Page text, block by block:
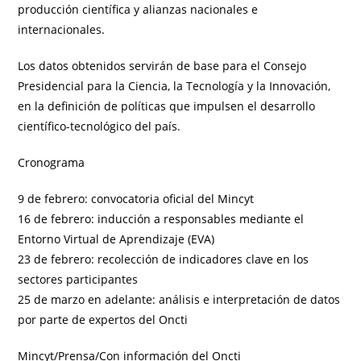
producción científica y alianzas nacionales e
internacionales.
Los datos obtenidos servirán de base para el Consejo
Presidencial para la Ciencia, la Tecnología y la Innovación,
en la definición de políticas que impulsen el desarrollo
científico-tecnológico del país.
Cronograma
9 de febrero: convocatoria oficial del Mincyt
16 de febrero: inducción a responsables mediante el
Entorno Virtual de Aprendizaje (EVA)
23 de febrero: recolección de indicadores clave en los
sectores participantes
25 de marzo en adelante: análisis e interpretación de datos
por parte de expertos del Oncti
Mincyt/Prensa/Con información del Oncti